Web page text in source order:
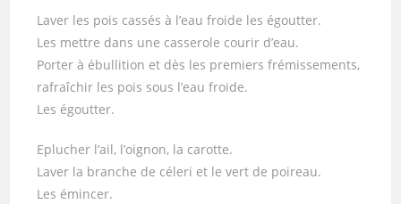
Laver les pois cassés à l’eau froide les égoutter.
Les mettre dans une casserole courir d’eau.
Porter à ébullition et dès les premiers frémissements,
rafraîchir les pois sous l’eau froide.
Les égoutter.
Eplucher l’ail, l’oignon, la carotte.
Laver la branche de céleri et le vert de poireau.
Les émincer.